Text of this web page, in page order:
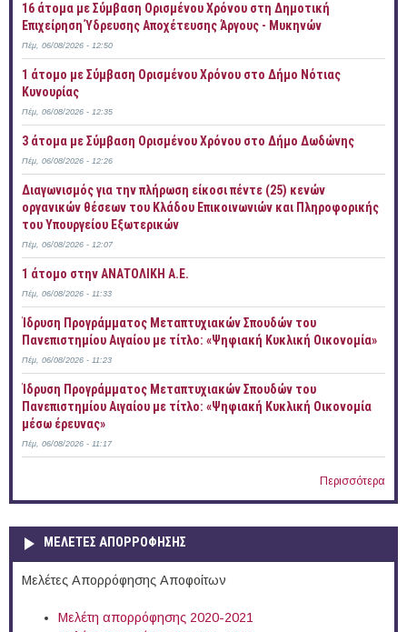
16 άτομα με Σύμβαση Ορισμένου Χρόνου στη Δημοτική
Επιχείρηση Ύδρευσης Αποχέτευσης Άργους - Μυκηνών
Πέμ, 06/08/2026 - 12:50
1 άτομο με Σύμβαση Ορισμένου Χρόνου στο Δήμο Νότιας
Κυνουρίας
Πέμ, 06/08/2026 - 12:35
3 άτομα με Σύμβαση Ορισμένου Χρόνου στο Δήμο Δωδώνης
Πέμ, 06/08/2026 - 12:26
Διαγωνισμός για την πλήρωση είκοσι πέντε (25) κενών
οργανικών θέσεων του Κλάδου Επικοινωνιών και Πληροφορικής
του Υπουργείου Εξωτερικών
Πέμ, 06/08/2026 - 12:07
1 άτομο στην ΑΝΑΤΟΛΙΚΗ Α.Ε.
Πέμ, 06/08/2026 - 11:33
Ίδρυση Προγράμματος Μεταπτυχιακών Σπουδών του
Πανεπιστημίου Αιγαίου με τίτλο: «Ψηφιακή Κυκλική Οικονομία»
Πέμ, 06/08/2026 - 11:23
Ίδρυση Προγράμματος Μεταπτυχιακών Σπουδών του
Πανεπιστημίου Αιγαίου με τίτλο: «Ψηφιακή Κυκλική Οικονομία
μέσω έρευνας»
Πέμ, 06/08/2026 - 11:17
Περισσότερα
ΜΕΛΕΤΕΣ ΑΠΟΡΡΟΦΗΣΗΣ
Μελέτες Απορρόφησης Αποφοίτων
Μελέτη απορρόφησης 2020-2021